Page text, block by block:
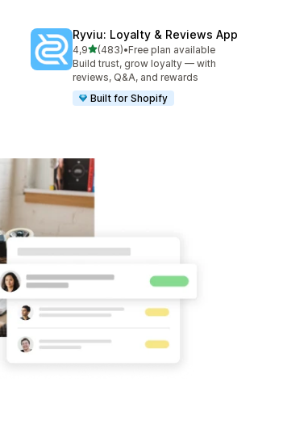
Ryviu: Loyalty & Reviews App
4,9de 5 estrelas
(483)
483 total de avaliações
•Free plan available
Build trust, grow loyalty — with
reviews, Q&A, and rewards
Built for Shopify